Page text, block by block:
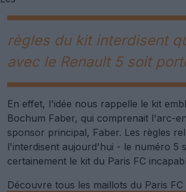
règles du kit interdisent
avec le Renault 5 soit
En effet, l'idée nous rappelle le kit
Bochum Faber, qui comprenait l'arc-
sponsor principal, Faber. Les règles
l'interdisent aujourd'hui - le numéro 5
certainement le kit du Paris FC
Découvre tous les maillots du Paris